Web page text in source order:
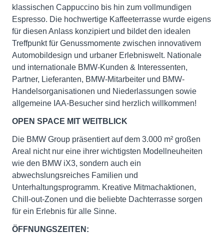
klassischen Cappuccino bis hin zum vollmundigen
Espresso. Die hochwertige Kaffeeterrasse wurde eigens
für diesen Anlass konzipiert und bildet den idealen
Treffpunkt für Genussmomente zwischen innovativem
Automobildesign und urbaner Erlebniswelt. Nationale
und internationale BMW-Kunden & Interessenten,
Partner, Lieferanten, BMW-Mitarbeiter und BMW-
Handelsorganisationen und Niederlassungen sowie
allgemeine IAA-Besucher sind herzlich willkommen!
OPEN SPACE MIT WEITBLICK
Die BMW Group präsentiert auf dem 3.000 m² großen
Areal nicht nur eine ihrer wichtigsten Modellneuheiten
wie den BMW iX3, sondern auch ein
abwechslungsreiches Familien und
Unterhaltungsprogramm. Kreative Mitmachaktionen,
Chill-out-Zonen und die beliebte Dachterrasse sorgen
für ein Erlebnis für alle Sinne.
ÖFFNUNGSZEITEN: